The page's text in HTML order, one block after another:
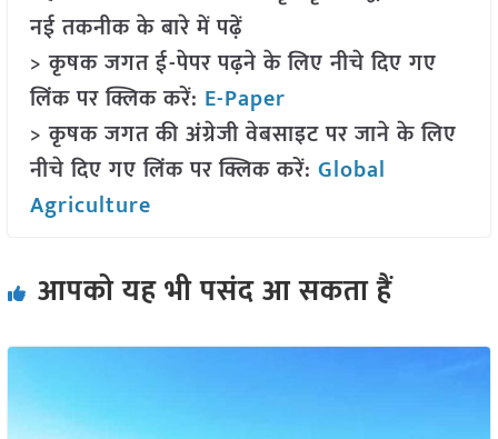
नई तकनीक के बारे में पढ़ें
> कृषक जगत ई-पेपर पढ़ने के लिए नीचे दिए गए
लिंक पर क्लिक करें: E-Paper
> कृषक जगत की अंग्रेजी वेबसाइट पर जाने के लिए
नीचे दिए गए लिंक पर क्लिक करें: Global
Agriculture
आपको यह भी पसंद आ सकता हैं